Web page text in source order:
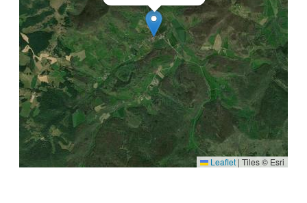
Leaflet | Tiles © Esri